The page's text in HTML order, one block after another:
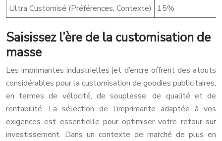
Ultra Customisé (Préférences, Contexte)
15%
Saisissez l’ère de la customisation de
masse
Les imprimantes industrielles jet d’encre offrent des atouts
considérables pour la customisation de goodies publicitaires,
en termes de vélocité, de souplesse, de qualité et de
rentabilité. La sélection de l’imprimante adaptée à vos
exigences est essentielle pour optimiser votre retour sur
investissement. Dans un contexte de marché de plus en